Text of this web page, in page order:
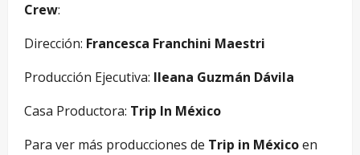
Crew:
Dirección: Francesca Franchini Maestri
Producción Ejecutiva: Ileana Guzmán Dávila
Casa Productora: Trip In México
Para ver más producciones de Trip in Méxicoen